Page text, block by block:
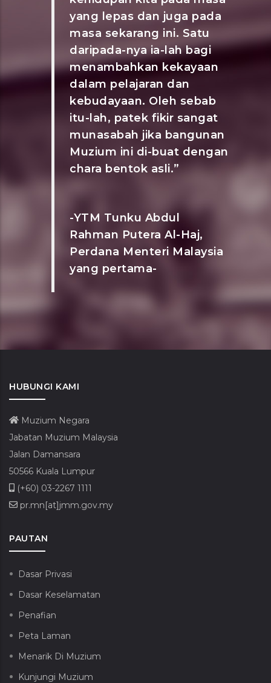
yang lepas dan juga pada
masa sekarang ini. Satu
daripada-nya ia-lah bagi
menambahkan kekayaan
dalam pelajaran dan
kebudayaan. Oleh sebab
itu-lah, patek fikir sangat
munasabah jika bangunan
Muzium ini di-buat dengan
chara bentok asli.”
-YTM Tunku Abdul
Rahman Putera Al-Haj,
Perdana Menteri Malaysia
yang pertama-
HUBUNGI KAMI
Muzium Negara
Jabatan Muzium Malaysia
Jalan Damansara
50566 Kuala Lumpur
(+60) 03-2267 1111
pr.mn[at]jmm.gov.my
PAUTAN
Dasar Privasi
Dasar Keselamatan
Penafian
Peta Laman
Menarik Di Muzium
Kunjungi Muzium